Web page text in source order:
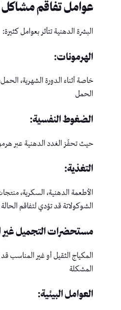
عوامل تفاقم مشاكل
البشرة الدهنية تتأثر بعوامل كثيرة:
الهرمونات:
خاصة أثناء الدورة الشهرية،
الحمل
الضغوط النفسية:
حيث تحفّز الغدد الدهنية عبر
التغذية:
الأطعمة الدهنية، السكرية،
الشوكولاتة قد تؤدي لتفاقم
مستحضرات التجميل غير
المكياج الثقيل أو غير المناسب
المشكلة
العوامل البيئية: